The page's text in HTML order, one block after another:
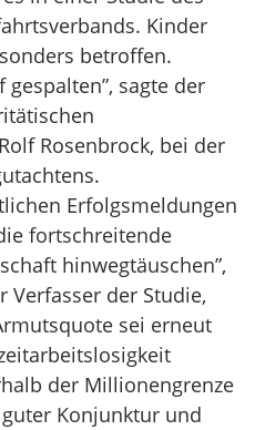
Kinder
betroffen.
sagte der
Rosenbrock, bei der
Erfolgsmeldungen
fortschreitende
hinwegtäuschen”,
Verfasser der Studie,
sei erneut
der Millionengrenze
Konjunktur und